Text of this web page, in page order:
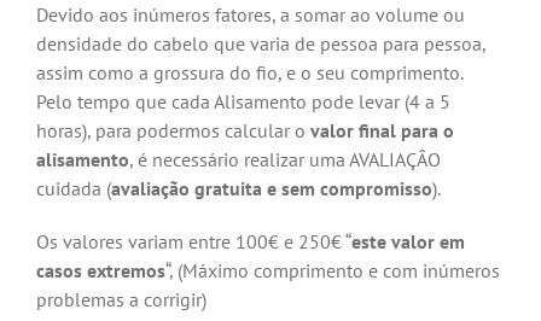
Devido aos inúmeros fatores, a somar ao volume ou
densidade do cabelo que varia de pessoa para pessoa,
assim como a grossura do fio, e o seu comprimento.
Pelo tempo que cada Alisamento pode levar (4 a 5
horas), para podermos calcular o valor final para o
alisamento, é necessário realizar uma AVALIAÇÂO
cuidada (avaliação gratuita e sem compromisso).
Os valores variam entre 100€ e 250€ “este valor em
casos extremos“, (Máximo comprimento e com inúmeros
problemas a corrigir)